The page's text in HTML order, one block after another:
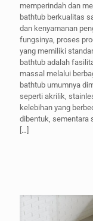
memperindah dan
bathtub berkualitas
dan kenyamanan
fungsinya, proses
yang memiliki
bathtub adalah
massal melalui
bathtub umumnya
seperti akrilik,
kelebihan yang
dibentuk, sementara
[…]